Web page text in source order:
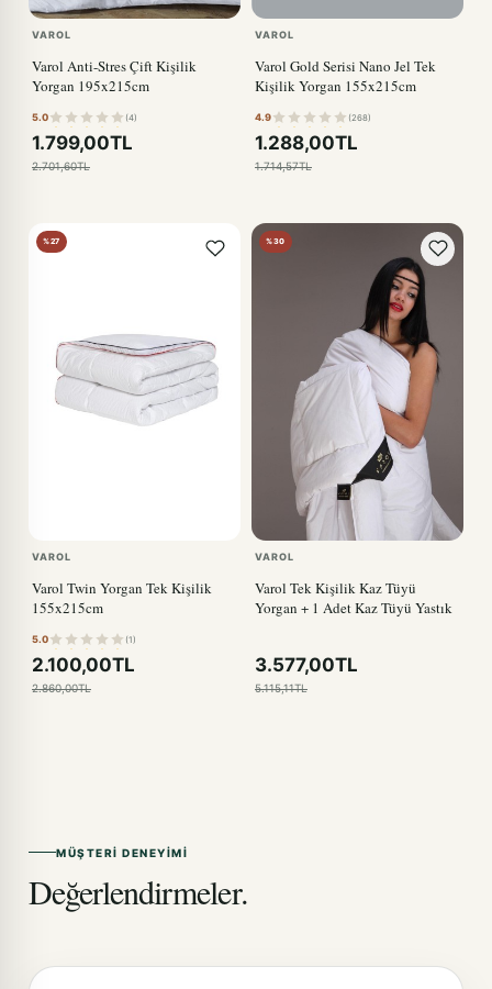
VAROL
Varol Anti-Stres Çift Kişilik
Yorgan 195x215cm
5.0 (4)
1.799,00TL
2.701,60TL
VAROL
Varol Gold Serisi Nano Jel Tek
Kişilik Yorgan 155x215cm
4.9 (268)
1.288,00TL
1.714,57TL
%27
VAROL
Varol Twin Yorgan Tek Kişilik
155x215cm
5.0 (1)
2.100,00TL
2.860,00TL
%30
VAROL
Varol Tek Kişilik Kaz Tüyü
Yorgan + 1 Adet Kaz Tüyü Yastık
3.577,00TL
5.115,11TL
MÜŞTERI DENEYIMI
Değerlendirmeler.